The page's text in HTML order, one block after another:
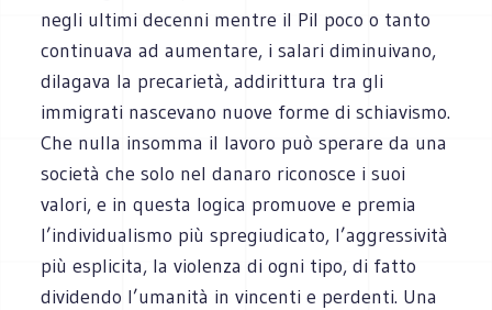
negli ultimi decenni mentre il Pil poco o tanto
continuava ad aumentare, i salari diminuivano,
dilagava la precarietà, addirittura tra gli
immigrati nascevano nuove forme di schiavismo.
Che nulla insomma il lavoro può sperare da una
società che solo nel danaro riconosce i suoi
valori, e in questa logica promuove e premia
l’individualismo più spregiudicato, l’aggressività
più esplicita, la violenza di ogni tipo, di fatto
dividendo l’umanità in vincenti e perdenti. Una